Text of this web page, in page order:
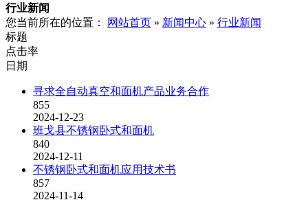
行业新闻
您当前所在的位置：
网站首页 » 新闻中心 » 行业新闻
标题
点击率
日期
寻求全自动真空和面机产品业务合作
855
2024-12-23
班戈县不锈钢卧式和面机
840
2024-12-11
不锈钢卧式和面机应用技术书
857
2024-11-14